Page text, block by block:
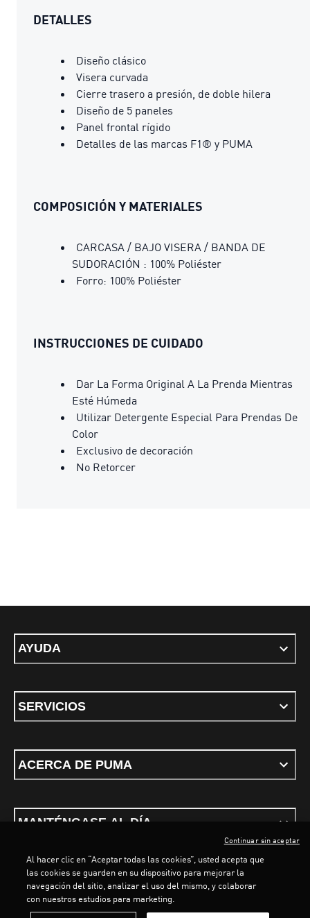
DETALLES
Diseño clásico
Visera curvada
Cierre trasero a presión, de doble hilera
Diseño de 5 paneles
Panel frontal rígido
Detalles de las marcas F1® y PUMA
COMPOSICIÓN Y MATERIALES
CARCASA / BAJO VISERA / BANDA DE
SUDORACIÓN : 100% Poliéster
Forro: 100% Poliéster
INSTRUCCIONES DE CUIDADO
Dar La Forma Original A La Prenda Mientras
Esté Húmeda
Utilizar Detergente Especial Para Prendas De
Color
Exclusivo de decoración
No Retorcer
AYUDA
SERVICIOS
ACERCA DE PUMA
MANTÉNGASE AL DÍA
Términos y CondicionesPolítica de privacidad
Al hacer clic en “Aceptar todas las cookies”, usted acepta que
las cookies se guarden en su dispositivo para mejorar la
navegación del sitio, analizar el uso del mismo, y colaborar
con nuestros estudios para marketing.
Continuar sin aceptar